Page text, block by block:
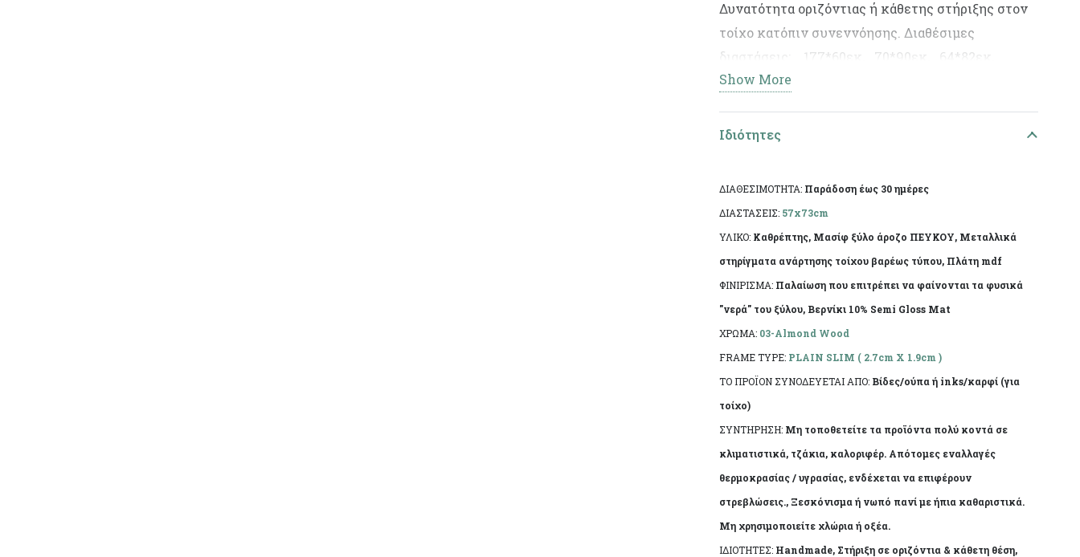
Δυνατότητα οριζόντιας ή κάθετης στήριξης στον
τοίχο κατόπιν συνεννόησης. Διαθέσιμες
διαστάσεις: 177*60εκ, 70*90εκ, 64*82εκ,
120*70εκ, 57*73εκ. Ελληνικής κατασκευής, με
άχρωμο προστατευτικό βερνίκι. Η πρώτη ύλη
Show More
Ιδιότητες
ΔΙΑΘΕΣΙΜΟΤΗΤΑ: Παράδοση έως 30 ημέρες
ΔΙΑΣΤΑΣΕΙΣ: 57x73cm
ΥΛΙΚΟ: Καθρέπτης, Μασίφ ξύλο άροζο ΠΕΥΚΟΥ, Μεταλλικά
στηρίγματα ανάρτησης τοίχου βαρέως τύπου, Πλάτη mdf
ΦΙΝΙΡΙΣΜΑ: Παλαίωση που επιτρέπει να φαίνονται τα φυσικά
"νερά" του ξύλου, Βερνίκι 10% Semi Gloss Mat
ΧΡΩΜΑ: 03-Almond Wood
FRAME TYPE: PLAIN SLIM ( 2.7cm X 1.9cm )
ΤΟ ΠΡΟΪΟΝ ΣΥΝΟΔΕΥΕΤΑΙ ΑΠΟ: Βίδες/ούπα ή inks/καρφί (για
τοίχο)
ΣΥΝΤΗΡΗΣΗ: Μη τοποθετείτε τα προϊόντα πολύ κοντά σε
κλιματιστικά, τζάκια, καλοριφέρ. Απότομες εναλλαγές
θερμοκρασίας / υγρασίας, ενδέχεται να επιφέρουν
στρεβλώσεις., Ξεσκόνισμα ή νωπό πανί με ήπια καθαριστικά.
Μη χρησιμοποιείτε χλώρια ή οξέα.
ΙΔΙΟΤΗΤΕΣ: Handmade, Στήριξη σε οριζόντια & κάθετη θέση,